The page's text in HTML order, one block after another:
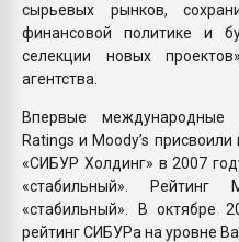
сырьевых рынков,
финансовой политике и
селекции новых
агентства.
Впервые международные
Ratings и Moody’s
«СИБУР Холдинг» в 2007
«стабильный». Рейтинг
«стабильный». В октябре
рейтинг СИБУРа на уровне